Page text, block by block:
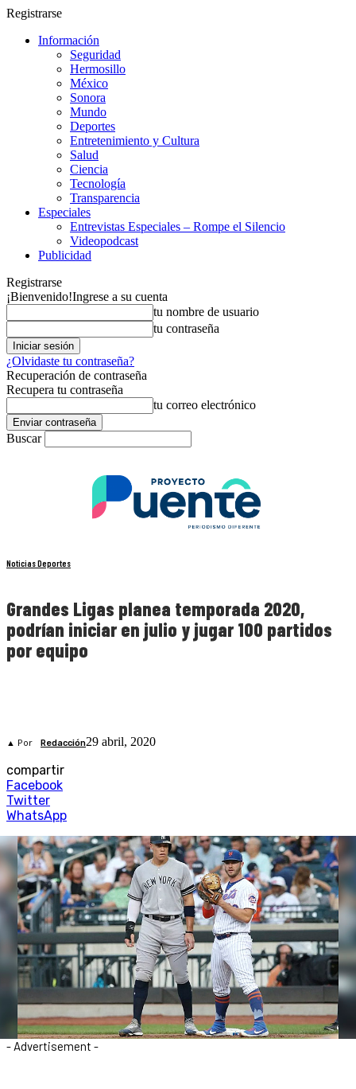
Registrarse
Información
Seguridad
Hermosillo
México
Sonora
Mundo
Deportes
Entretenimiento y Cultura
Salud
Ciencia
Tecnología
Transparencia
Especiales
Entrevistas Especiales – Rompe el Silencio
Videopodcast
Publicidad
Registrarse
¡Bienvenido!Ingrese a su cuenta
tu nombre de usuario
tu contraseña
¿Olvidaste tu contraseña?
Recuperación de contraseña
Recupera tu contraseña
tu correo electrónico
Buscar
Noticias Deportes
Grandes Ligas planea temporada 2020,
podrían iniciar en julio y jugar 100 partidos
por equipo
▲ Por Redacción29 abril, 2020
compartir
Facebook
Twitter
WhatsApp
- Advertisement -